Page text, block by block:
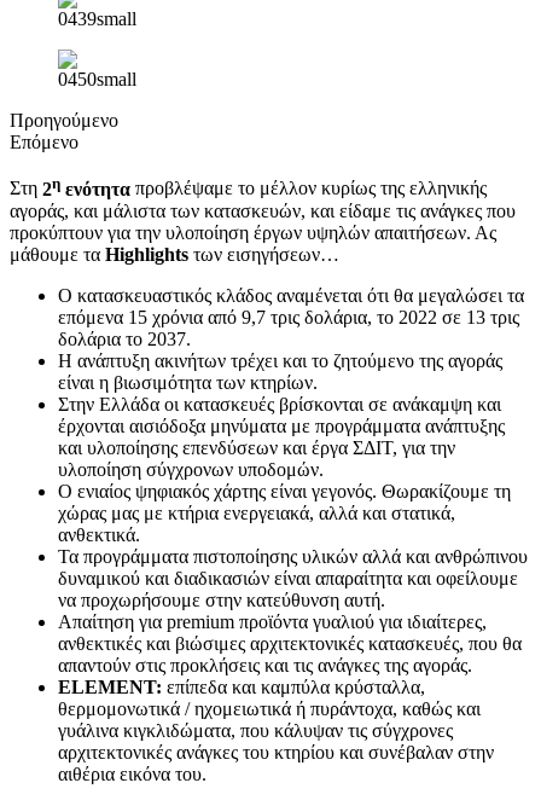
Προηγούμενο
Επόμενο
Στη 2η ενότητα προβλέψαμε το μέλλον κυρίως της ελληνικής
αγοράς, και μάλιστα των κατασκευών, και είδαμε τις ανάγκες που
προκύπτουν για την υλοποίηση έργων υψηλών απαιτήσεων. Ας
μάθουμε τα Highlights των εισηγήσεων…
Ο κατασκευαστικός κλάδος αναμένεται ότι θα μεγαλώσει τα
επόμενα 15 χρόνια από 9,7 τρις δολάρια, το 2022 σε 13 τρις
δολάρια το 2037.
Η ανάπτυξη ακινήτων τρέχει και το ζητούμενο της αγοράς
είναι η βιωσιμότητα των κτηρίων.
Στην Ελλάδα οι κατασκευές βρίσκονται σε ανάκαμψη και
έρχονται αισιόδοξα μηνύματα με προγράμματα ανάπτυξης
και υλοποίησης επενδύσεων και έργα ΣΔΙΤ, για την
υλοποίηση σύγχρονων υποδομών.
Ο ενιαίος ψηφιακός χάρτης είναι γεγονός. Θωρακίζουμε τη
χώρας μας με κτήρια ενεργειακά, αλλά και στατικά,
ανθεκτικά.
Τα προγράμματα πιστοποίησης υλικών αλλά και ανθρώπινου
δυναμικού και διαδικασιών είναι απαραίτητα και οφείλουμε
να προχωρήσουμε στην κατεύθυνση αυτή.
Απαίτηση για premium προϊόντα γυαλιού για ιδιαίτερες,
ανθεκτικές και βιώσιμες αρχιτεκτονικές κατασκευές, που θα
απαντούν στις προκλήσεις και τις ανάγκες της αγοράς.
ELEMENT: επίπεδα και καμπύλα κρύσταλλα,
θερμομονωτικά / ηχομειωτικά ή πυράντοχα, καθώς και
γυάλινα κιγκλιδώματα, που κάλυψαν τις σύγχρονες
αρχιτεκτονικές ανάγκες του κτηρίου και συνέβαλαν στην
αιθέρια εικόνα του.